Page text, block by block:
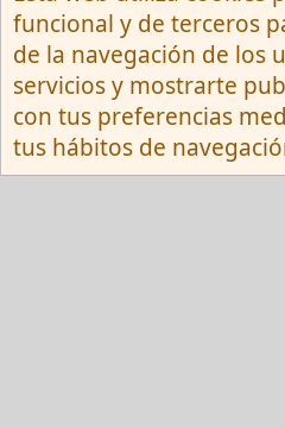
Contactarnos
Términos
Privacy policy
Ayuda
Community platform by
2026 XenForo Ltd.
funcional y de terceros
de la navegación de los
servicios y mostrarte
con tus preferencias
tus hábitos de